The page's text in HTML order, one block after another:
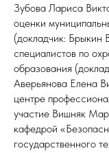
Зубова Лариса
оценки
(докладчик: Брыкин
специалистов по
образования
Аверьянова Елена
центре
участие Вишняк
кафедрой
государственного